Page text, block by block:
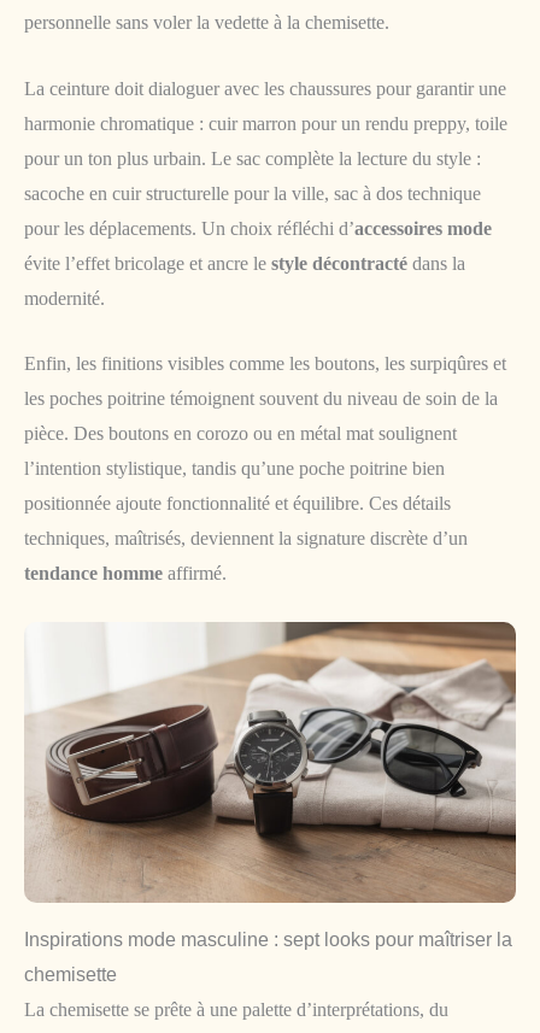
personnelle sans voler la vedette à la chemisette.
La ceinture doit dialoguer avec les chaussures pour garantir une
harmonie chromatique : cuir marron pour un rendu preppy, toile
pour un ton plus urbain. Le sac complète la lecture du style :
sacoche en cuir structurelle pour la ville, sac à dos technique
pour les déplacements. Un choix réfléchi d’accessoires mode
évite l’effet bricolage et ancre le style décontracté dans la
modernité.
Enfin, les finitions visibles comme les boutons, les surpiqûres et
les poches poitrine témoignent souvent du niveau de soin de la
pièce. Des boutons en corozo ou en métal mat soulignent
l’intention stylistique, tandis qu’une poche poitrine bien
positionnée ajoute fonctionnalité et équilibre. Ces détails
techniques, maîtrisés, deviennent la signature discrète d’un
tendance homme affirmé.
Inspirations mode masculine : sept looks pour maîtriser la
chemisette
La chemisette se prête à une palette d’interprétations, du